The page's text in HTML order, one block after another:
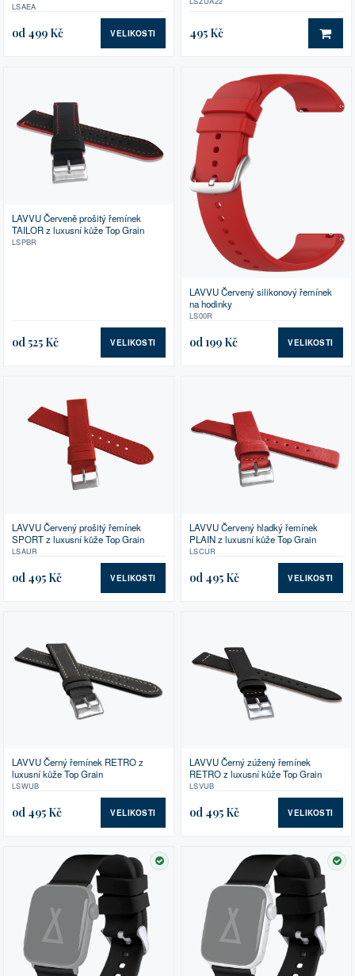
LSAEA
od 499 Kč VELIKOSTI 495 Kč DO
LAVVU Červeně prošitý řemínek
TAILOR z luxusní kůže Top Grain
LSPBR
od 525 Kč VELIKOSTI
LAVVU Červený silikonový řemínek
na hodinky
LS00R
od 199 Kč VELIKOSTI
LAVVU Červený prošitý řemínek
SPORT z luxusní kůže Top Grain
LSAUR
od 495 Kč VELIKOSTI
LAVVU Červený hladký řemínek
PLAIN z luxusní kůže Top Grain
LSCUR
od 495 Kč VELIKOSTI
LAVVU Černý řemínek RETRO z
luxusní kůže Top Grain
LSWUB
od 495 Kč VELIKOSTI
LAVVU Černý zúžený řemínek
RETRO z luxusní kůže Top Grain
LSVUB
od 495 Kč VELIKOSTI
SKLADEM